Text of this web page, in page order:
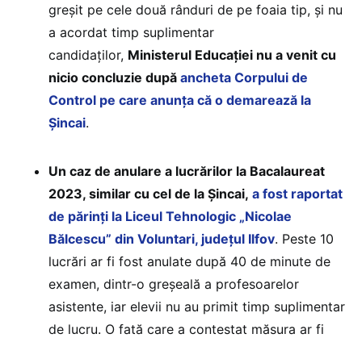
greșit pe cele două rânduri de pe foaia tip, și nu
a acordat timp suplimentar
candidaților, Ministerul Educației nu a venit cu
nicio concluzie după ancheta Corpului de
Control pe care anunța că o demarează la
Șincai.
Un caz de anulare a lucrărilor la Bacalaureat
2023, similar cu cel de la Șincai, a fost raportat
de părinți la Liceul Tehnologic „Nicolae
Bălcescu” din Voluntari, județul Ilfov. Peste 10
lucrări ar fi fost anulate după 40 de minute de
examen, dintr-o greșeală a profesoarelor
asistente, iar elevii nu au primit timp suplimentar
de lucru. O fată care a contestat măsura ar fi